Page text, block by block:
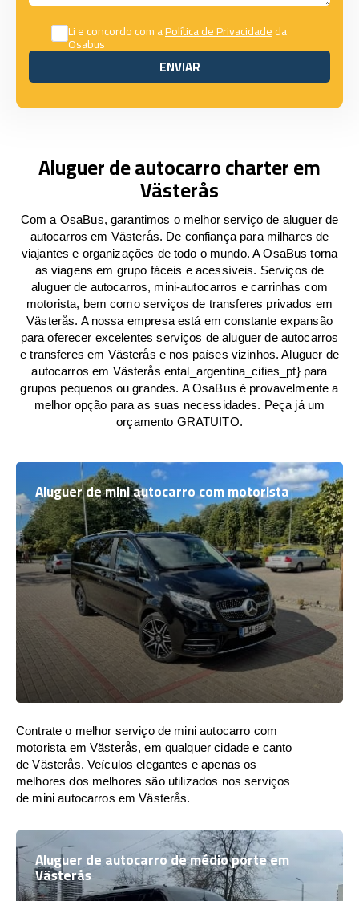
Li e concordo com aPolítica de Privacidadeda
Osabus
ENVIAR
ENVIAR
Aluguer de autocarro charter em
Västerås
Com a OsaBus, garantimos o melhor serviço de aluguer de
autocarros em Västerås. De confiança para milhares de
viajantes e organizações de todo o mundo. A OsaBus torna
as viagens em grupo fáceis e acessíveis. Serviços de
aluguer de autocarros, mini-autocarros e carrinhas com
motorista, bem como serviços de transferes privados em
Västerås. A nossa empresa está em constante expansão
para oferecer excelentes serviços de aluguer de autocarros
e transferes em Västerås e nos países vizinhos. Aluguer de
autocarros em Västerås ental_argentina_cities_pt} para
grupos pequenos ou grandes. A OsaBus é provavelmente a
melhor opção para as suas necessidades. Peça já um
orçamento GRATUITO.
Aluguer de mini autocarro com motorista
Contrate o melhor serviço de mini autocarro com
motorista em Västerås, em qualquer cidade e canto
de Västerås. Veículos elegantes e apenas os
melhores dos melhores são utilizados nos serviços
de mini autocarros em Västerås.
Aluguer de autocarro de médio porte em
Västerås